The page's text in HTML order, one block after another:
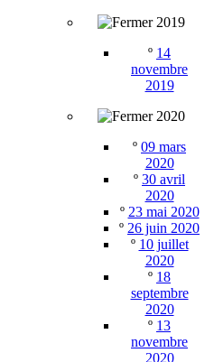
2019
º 14
novembre
2019
2020
º 09 mars
2020
º 30 avril
2020
º 23 mai 2020
º 26 juin 2020
º 10 juillet
2020
º 18
septembre
2020
º 13
novembre
2020